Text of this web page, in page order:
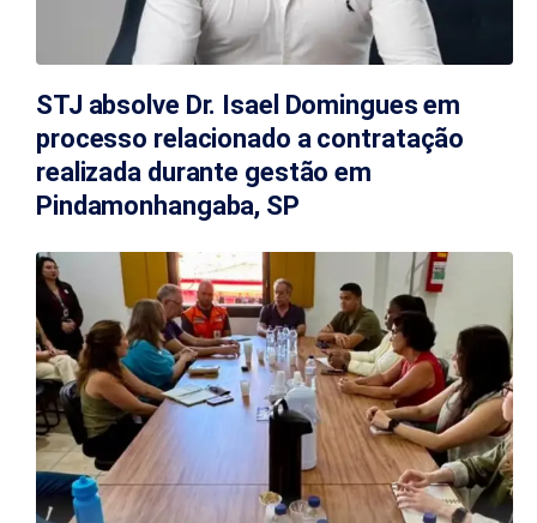
STJ absolve Dr. Isael Domingues em
processo relacionado a contratação
realizada durante gestão em
Pindamonhangaba, SP